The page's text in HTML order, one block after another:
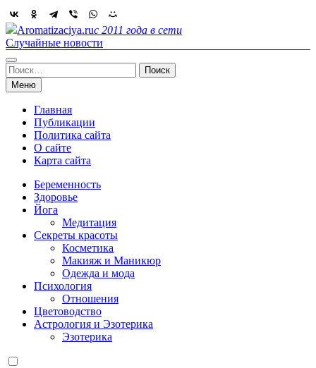
Skip
to
content
Aromatizaciya.ruс 2011 года в сети
Случайные новости
Найти:
Меню
Главная
Публикации
Политика сайта
О сайте
Карта сайта
Беременность
Здоровье
Йога
Медитация
Секреты красоты
Косметика
Макияж и Маникюр
Одежда и мода
Психология
Отношения
Цветоводство
Астрология и Эзотерика
Эзотерика